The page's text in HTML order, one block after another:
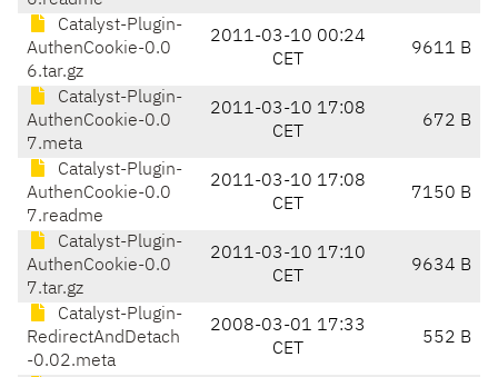
Catalyst-Plugin-
AuthenCookie-0.0
6.tar.gz
2011-03-10 00:24
CET
9611 B
Catalyst-Plugin-
AuthenCookie-0.0
7.meta
2011-03-10 17:08
CET
672 B
Catalyst-Plugin-
AuthenCookie-0.0
7.readme
2011-03-10 17:08
CET
7150 B
Catalyst-Plugin-
AuthenCookie-0.0
7.tar.gz
2011-03-10 17:10
CET
9634 B
Catalyst-Plugin-
RedirectAndDetach
-0.02.meta
2008-03-01 17:33
CET
552 B